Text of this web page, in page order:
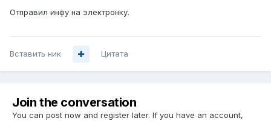
Отправил инфу на электронку.
Вставить ник Цитата
Join the conversation
You can post now and register later. If you have an account,